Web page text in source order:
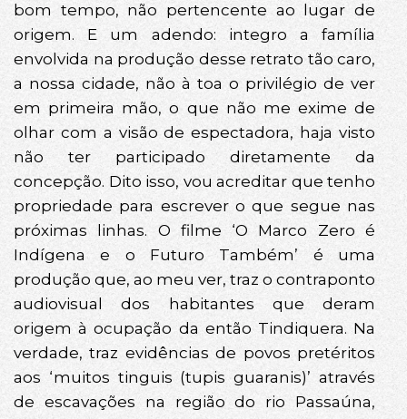
bom tempo, não pertencente ao lugar de
origem. E um adendo: integro a família
envolvida na produção desse retrato tão caro,
a nossa cidade, não à toa o privilégio de ver
em primeira mão, o que não me exime de
olhar com a visão de espectadora, haja visto
não ter participado diretamente da
concepção. Dito isso, vou acreditar que tenho
propriedade para escrever o que segue nas
próximas linhas. O filme ‘O Marco Zero é
Indígena e o Futuro Também’ é uma
produção que, ao meu ver, traz o contraponto
audiovisual dos habitantes que deram
origem à ocupação da então Tindiquera. Na
verdade, traz evidências de povos pretéritos
aos ‘muitos tinguis (tupis guaranis)’ através
de escavações na região do rio Passaúna,